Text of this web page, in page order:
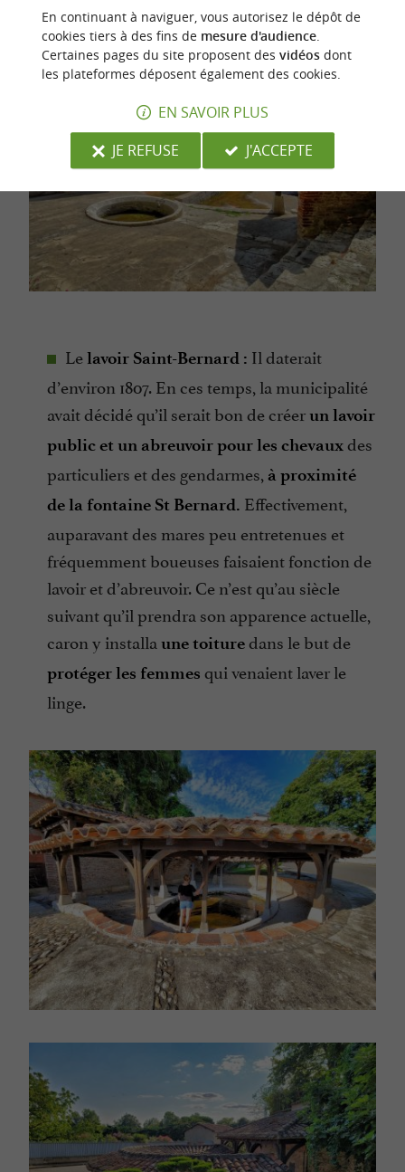
Le lavoir Saint-Bernard : Il daterait
d’environ 1807. En ces temps, la municipalité
avait décidé qu’il serait bon de créerun lavoir
public et un abreuvoir pour les chevauxdes
particuliers et des gendarmes, à proximité
de la fontaine St Bernard. Effectivement,
auparavant des mares peu entretenues et
fréquemment boueuses faisaient fonction de
lavoir et d’abreuvoir. Ce n’est qu’au siècle
suivant qu’il prendra son apparence actuelle,
caron y installa une toituredans le but de
protéger les femmes qui venaient laver le
linge.
En continuant à naviguer, vous autorisez le dépôt de
cookies tiers à des fins de mesure d'audience.
Certaines pages du site proposent des vidéosdont
les plateformes déposent également des cookies.
EN SAVOIR PLUS
JE REFUSE
J'ACCEPTE